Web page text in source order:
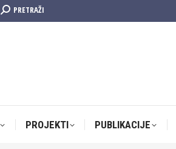
Search:PRETRAŽI
PROJEKTI PUBLIKACIJE
PROJEKTI PUBLIKACIJE